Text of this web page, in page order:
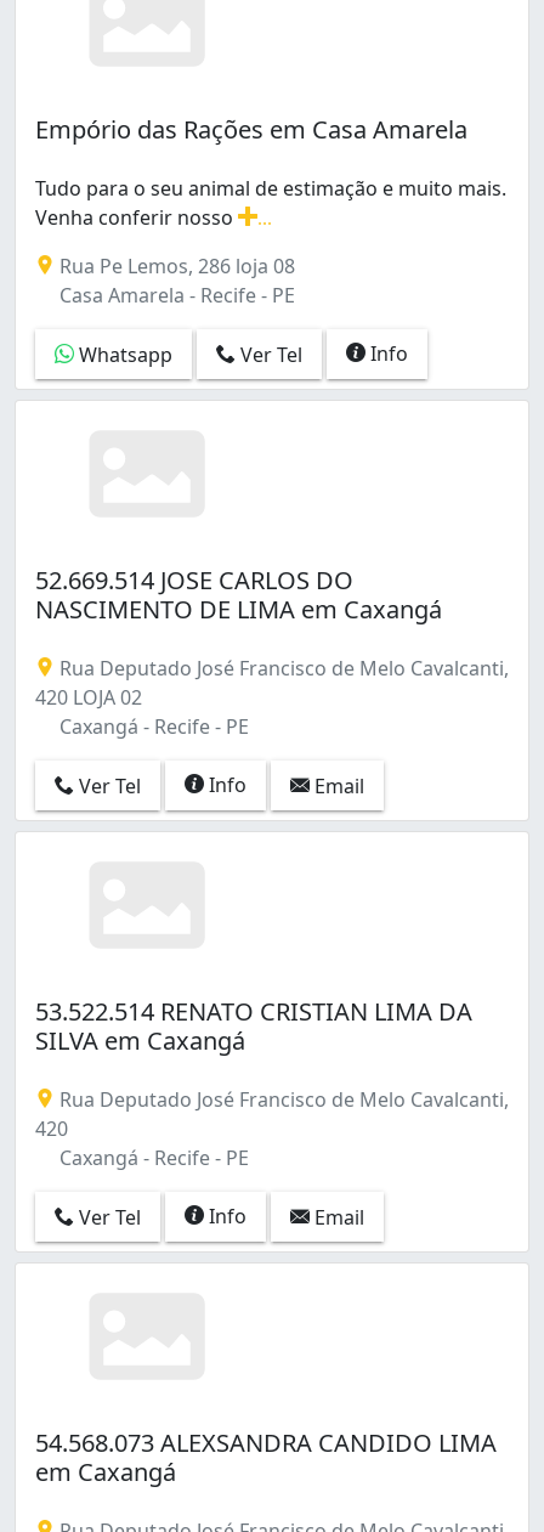
Empório das Rações em Casa Amarela
Tudo para o seu animal de estimação e muito mais.
Venha conferir nosso
Rua Pe Lemos, 286 loja 08
Casa Amarela - Recife - PE
Whatsapp Ver Tel Info
52.669.514 JOSE CARLOS DO
NASCIMENTO DE LIMA em Caxangá
Rua Deputado José Francisco de Melo Cavalcanti,
420 LOJA 02
Caxangá - Recife - PE
Ver Tel Info Email
53.522.514 RENATO CRISTIAN LIMA DA
SILVA em Caxangá
Rua Deputado José Francisco de Melo Cavalcanti,
420
Caxangá - Recife - PE
Ver Tel Info Email
54.568.073 ALEXSANDRA CANDIDO LIMA
em Caxangá